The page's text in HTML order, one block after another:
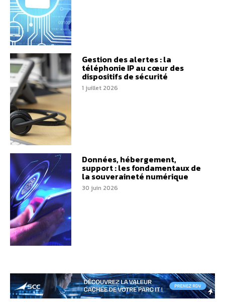
Gestion des alertes : la
téléphonie IP au cœur des
dispositifs de sécurité
1 juillet 2026
Données, hébergement,
support : les fondamentaux de
la souveraineté numérique
30 juin 2026